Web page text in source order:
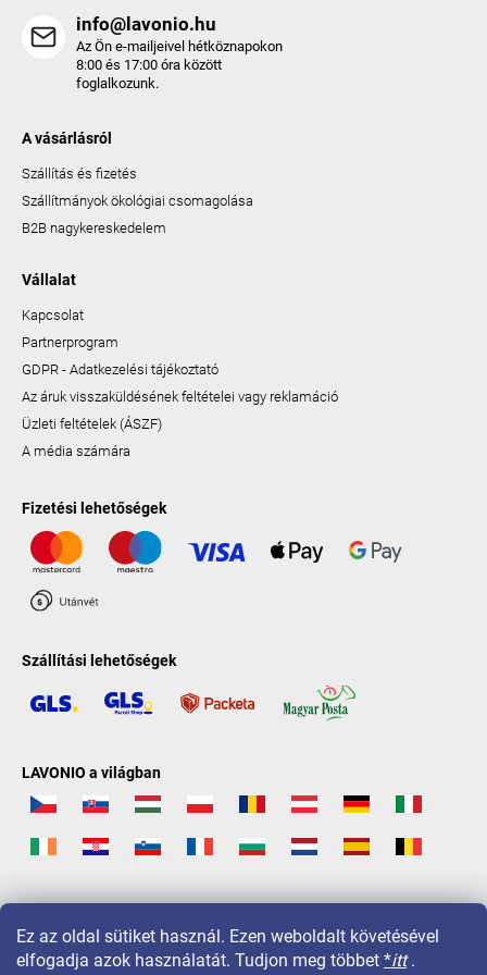
Ez az oldal sütiket használ. Ezen weboldalt követésével
elfogadja azok használatát. Tudjon meg többet *itt.
info@lavonio.hu
Az Ön e-mailjeivel hétköznapokon
8:00 és 17:00 óra között
foglalkozunk.
A vásárlásról
Szállítás és fizetés
Szállítmányok ökológiai csomagolása
B2B nagykereskedelem
Vállalat
Kapcsolat
Partnerprogram
GDPR - Adatkezelési tájékoztató
Az áruk visszaküldésének feltételei vagy reklamáció
Üzleti feltételek (ÁSZF)
A média számára
Fizetési lehetőségek
Szállítási lehetőségek
LAVONIO a világban